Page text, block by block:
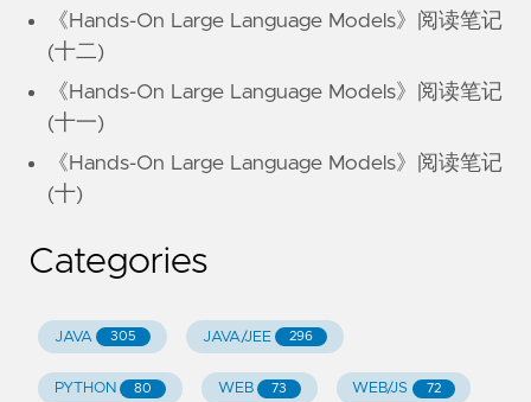
《Hands-On Large Language Models》阅读笔记
(十二)
《Hands-On Large Language Models》阅读笔记
(十一)
《Hands-On Large Language Models》阅读笔记
(十)
Categories
JAVA 305 JAVA/JEE 296
PYTHON 80 WEB 73 WEB/JS 72